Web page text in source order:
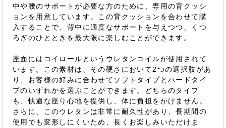
中や腰のサポートが必要な方のために、専用の背クッシ
ョンを用意しています。この背クッションを合わせて購
入することで、背中に適度なサポートを与えつつ、くつ
ろぎのひとときを最大限に楽しむことができます。
座面にはコイロールというウレタンコイルが使用されて
います。この素材は、その硬さにおいて2つの選択肢があ
り、お客様の好みに合わせてソフトタイプとハードタイ
プのいずれかを選ぶことができます。どちらのタイプ
も、快適な座り心地を提供し、体に負担をかけません。
さらに、このウレタンは非常に耐久性があり、長期間の
使用でも変形しにくいため、長くお楽しみいただけま